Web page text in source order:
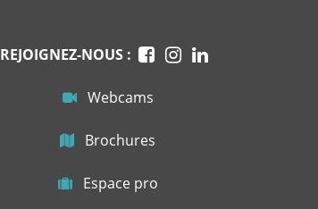
REJOIGNEZ-NOUS :
Webcams
Brochures
Espace pro